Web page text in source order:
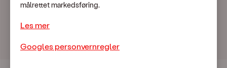
Trenger du hjelp?
målrettet markedsføring.
Les mer
Googles personvernregler